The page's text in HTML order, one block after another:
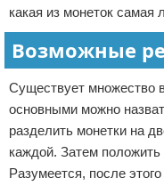
какая из монеток самая
Возможные
Существует множество
основными можно
разделить монетки на
каждой. Затем
Разумеется, после